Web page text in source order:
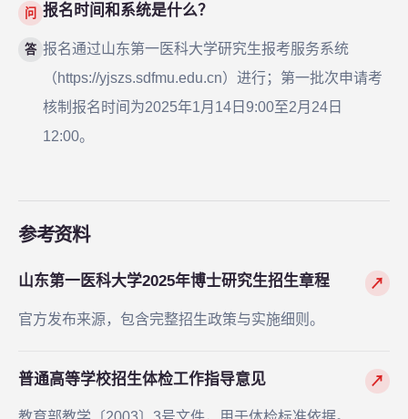
问 报名时间和系统是什么？
答 报名通过山东第一医科大学研究生报考服务系统
（https://yjszs.sdfmu.edu.cn）进行；第一批次申请考
核制报名时间为2025年1月14日9:00至2月24日
12:00。
参考资料
山东第一医科大学2025年博士研究生招生章程 ↗
官方发布来源，包含完整招生政策与实施细则。
普通高等学校招生体检工作指导意见 ↗